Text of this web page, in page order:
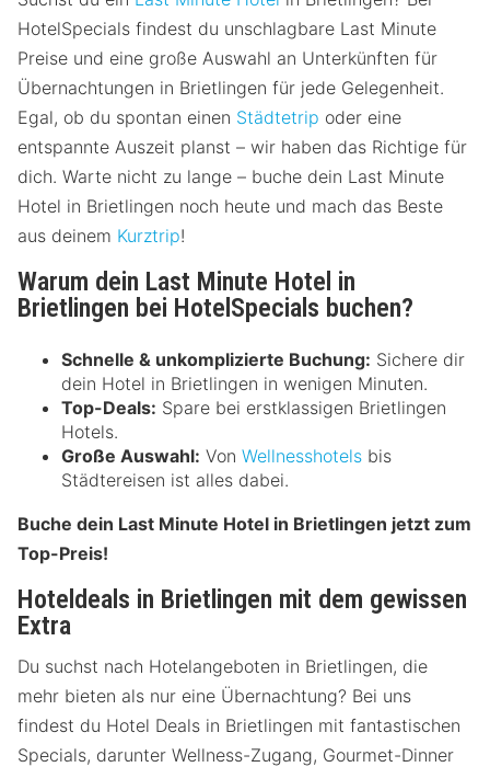
HotelSpecials findest du unschlagbare Last Minute
Preise und eine große Auswahl an Unterkünften für
Übernachtungen in Brietlingen für jede Gelegenheit.
Egal, ob du spontan einen Städtetrip oder eine
entspannte Auszeit planst – wir haben das Richtige für
dich. Warte nicht zu lange – buche dein Last Minute
Hotel in Brietlingen noch heute und mach das Beste
aus deinem Kurztrip!
Warum dein Last Minute Hotel in
Brietlingen bei HotelSpecials buchen?
Schnelle & unkomplizierte Buchung: Sichere dir
dein Hotel in Brietlingen in wenigen Minuten.
Top-Deals: Spare bei erstklassigen Brietlingen
Hotels.
Große Auswahl: Von Wellnesshotels bis
Städtereisen ist alles dabei.
Buche dein Last Minute Hotel in Brietlingen jetzt zum
Top-Preis!
Hoteldeals in Brietlingen mit dem gewissen
Extra
Du suchst nach Hotelangeboten in Brietlingen, die
mehr bieten als nur eine Übernachtung? Bei uns
findest du Hotel Deals in Brietlingen mit fantastischen
Specials, darunter Wellness-Zugang, Gourmet-Dinner